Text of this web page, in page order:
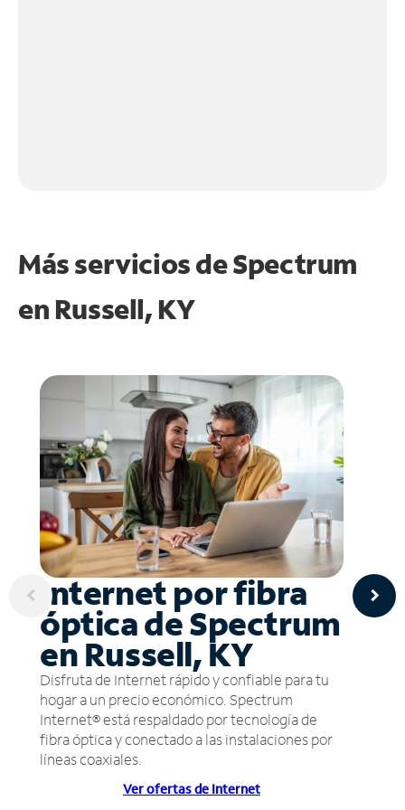
Más servicios de Spectrum
en Russell, KY
Internet por fibra
óptica de Spectrum
en Russell, KY
Disfruta de Internet rápido y confiable para tu
hogar a un precio económico. Spectrum
Internet® está respaldado por tecnología de
fibra óptica y conectado a las instalaciones por
líneas coaxiales.
Ver ofertas de Internet